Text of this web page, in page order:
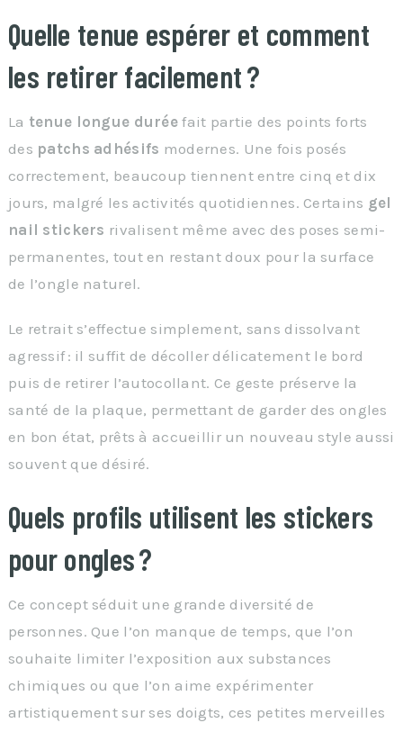
Quelle tenue espérer et comment
les retirer facilement ?
La tenue longue durée fait partie des points forts
des patchs adhésifs modernes. Une fois posés
correctement, beaucoup tiennent entre cinq et dix
jours, malgré les activités quotidiennes. Certains gel
nail stickers rivalisent même avec des poses semi-
permanentes, tout en restant doux pour la surface
de l’ongle naturel.
Le retrait s’effectue simplement, sans dissolvant
agressif : il suffit de décoller délicatement le bord
puis de retirer l’autocollant. Ce geste préserve la
santé de la plaque, permettant de garder des ongles
en bon état, prêts à accueillir un nouveau style aussi
souvent que désiré.
Quels profils utilisent les stickers
pour ongles ?
Ce concept séduit une grande diversité de
personnes. Que l’on manque de temps, que l’on
souhaite limiter l’exposition aux substances
chimiques ou que l’on aime expérimenter
artistiquement sur ses doigts, ces petites merveilles